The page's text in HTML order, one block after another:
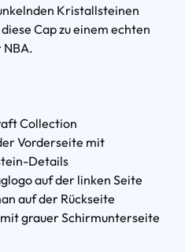
Kristallsteinen
Cap zu einem echten
Collection
Vorderseite mit
Details
auf der linken Seite
auf der Rückseite
grauer Schirmunterseite